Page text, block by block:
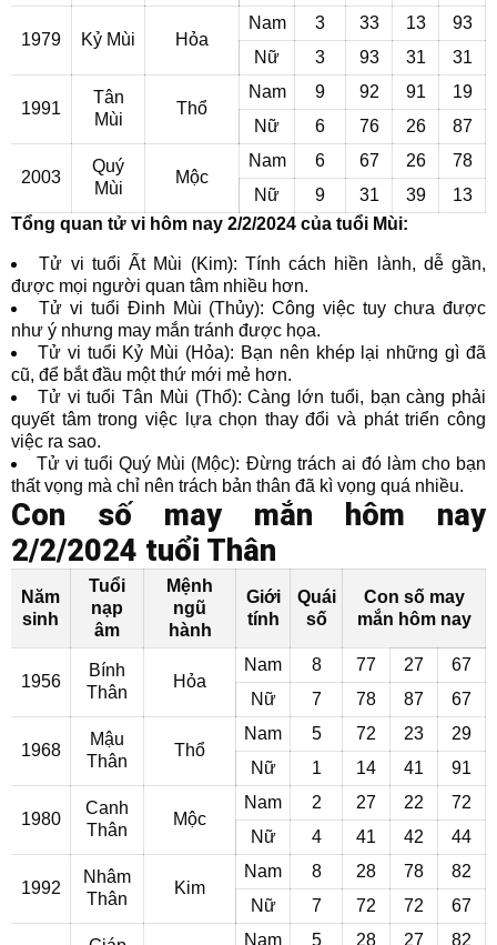
1979 Kỷ Mùi Hỏa
Nam 3 33 13
93
Nữ
3 93 31 31
1991
Tân
Mùi
Thổ
Nam 9 92 91
19
Nữ
6 76 26 87
2003
Quý
Mùi
Mộc
Nam 6 67 26
78
Nữ
9 31 39
13
Tổng quan tử vi hôm nay 2/2/2024 của tuổi Mùi:
Tử vi tuổi Ất Mùi (Kim): Tính cách hiền lành, dễ gần,
được mọi người quan tâm nhiều hơn.
Tử vi tuổi Đinh Mùi (Thủy): Công việc tuy chưa được
như ý nhưng may mắn tránh được họa.
Tử vi tuổi Kỷ Mùi (Hỏa): Bạn nên khép lại những gì đã
cũ, để bắt đầu một thứ mới mẻ hơn.
Tử vi tuổi Tân Mùi (Thổ): Càng lớn tuổi, bạn càng phải
quyết tâm trong việc lựa chọn thay đổi và phát triển công
việc ra sao.
Tử vi tuổi Quý Mùi (Mộc): Đừng trách ai đó làm cho bạn
thất vọng mà chỉ nên trách bản thân đã kì vọng quá nhiều.
Con số may mắn hôm nay
2/2/2024 tuổi Thân
Năm
sinh
Tuổi
nạp
âm
Mệnh
ngũ
hành
Giới
tính
Quái
số
Con số may
mắn hôm nay
1956
Bính
Thân
Hỏa
Nam 8 77 27
67
Nữ
7 78 87 67
1968
Mậu
Thân
Thổ
Nam 5 72 23
29
Nữ
1 14 41 91
1980
Canh
Thân
Mộc
Nam 2 27 22
72
Nữ
4 41 42 44
1992
Nhâm
Thân
Kim
Nam 8 28 78
82
Nữ
7 72 72 67
Nam 5 28 27 82